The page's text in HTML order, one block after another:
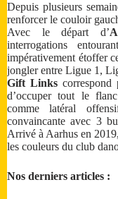
Depuis plusieurs
renforcer le couloir
Avec le départ d’
interrogations
impérativement étoffer
jongler entre Ligue 1,
Gift Links correspond
d’occuper tout le
comme latéral
convaincante avec 3
Arrivé à Aarhus en
les couleurs du club
Nos derniers articles :